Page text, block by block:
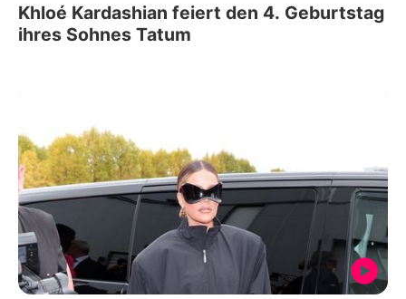
Khloé Kardashian feiert den 4. Geburtstag
ihres Sohnes Tatum